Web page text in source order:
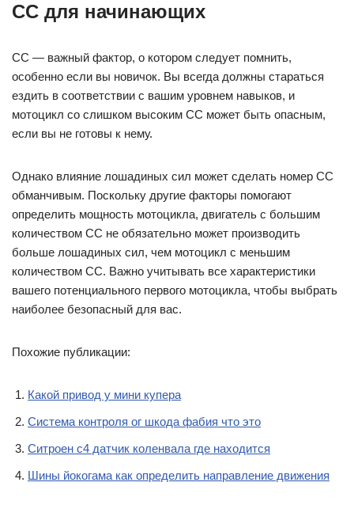
CC для начинающих
CC — важный фактор, о котором следует помнить,
особенно если вы новичок. Вы всегда должны стараться
ездить в соответствии с вашим уровнем навыков, и
мотоцикл со слишком высоким CC может быть опасным,
если вы не готовы к нему.
Однако влияние лошадиных сил может сделать номер CC
обманчивым. Поскольку другие факторы помогают
определить мощность мотоцикла, двигатель с большим
количеством CC не обязательно может производить
больше лошадиных сил, чем мотоцикл с меньшим
количеством CC. Важно учитывать все характеристики
вашего потенциального первого мотоцикла, чтобы выбрать
наиболее безопасный для вас.
Похожие публикации:
Какой привод у мини купера
Система контроля ог шкода фабия что это
Ситроен с4 датчик коленвала где находится
Шины йокогама как определить направление движения